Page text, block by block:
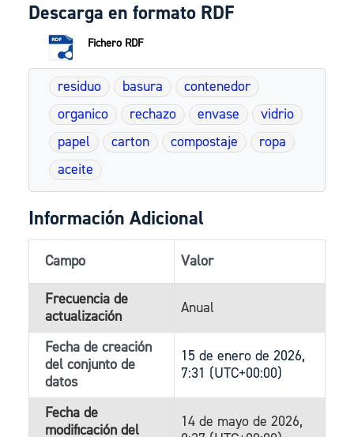
Descarga en formato RDF
Fichero RDF
residuo basura
contenedor
organico
rechazo envase
vidrio
papel
carton compostaje
ropa
aceite
Información Adicional
Campo Valor
Frecuencia de
actualización
Anual
Fecha de creación
del conjunto de
datos
15 de enero de 2026,
7:31 (UTC+00:00)
Fecha de
modificación del
14 de mayo de 2026,